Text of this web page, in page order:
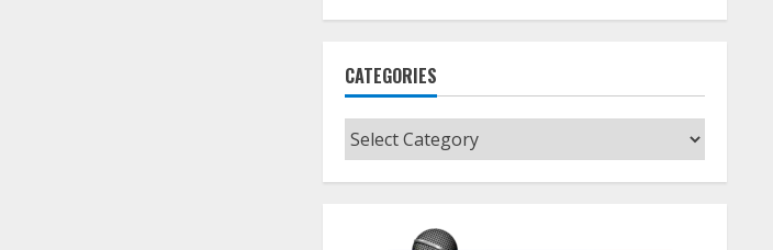
CATEGORIES
Categories